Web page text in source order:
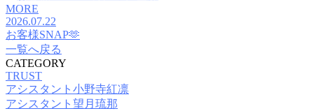
MORE
2026.07.22
お客様SNAP🫶
一覧へ戻る
CATEGORY
TRUST
アシスタント小野寺紅凛
アシスタント望月琉那